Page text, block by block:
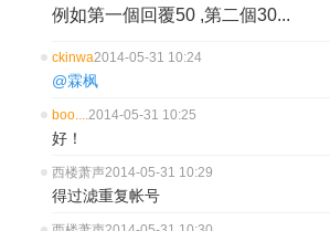
例如第一個回覆50 ,第二個30...
ckinwa2014-05-31 10:24
@霖枫
boo....2014-05-31 10:25
好！
西楼萧声2014-05-31 10:29
得过滤重复帐号